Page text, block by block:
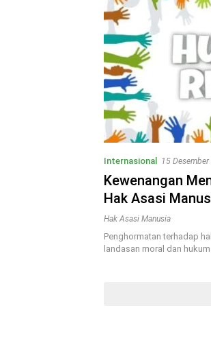
Internasional 15
Kewenangan
Hak Asasi
European Court
International
Hak Asasi Manusia
Penghormatan terhadap
landasan moral dan